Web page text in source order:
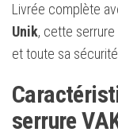
Livrée complète
Unik, cette
et toute sa
serrure